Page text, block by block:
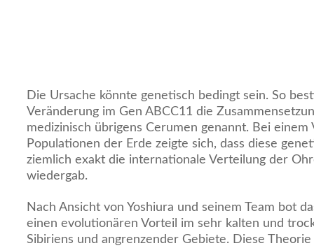
Die Ursache könnte genetisch bedingt sein. So
Veränderung im Gen ABCC11 die
medizinisch übrigens Cerumen genannt. Bei einem
Populationen der Erde zeigte sich, dass diese
ziemlich exakt die internationale Verteilung der
wiedergab.
Nach Ansicht von Yoshiura und seinem Team bot
einen evolutionären Vorteil im sehr kalten und
Sibiriens und angrenzender Gebiete. Diese